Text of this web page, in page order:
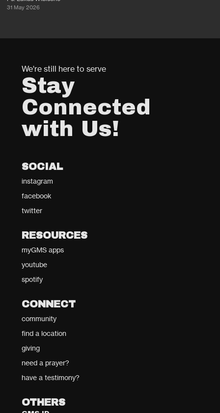
31 May 2026
We're still here to serve
Stay
Connected
with Us!
SOCIAL
instagram
facebook
twitter
RESOURCES
myGMS apps
youtube
spotify
CONNECT
community
find a location
giving
need a prayer?
have a testimony?
OTHERS